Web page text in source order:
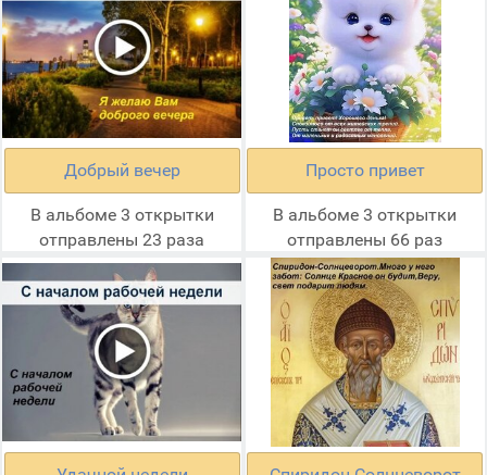
Добрый вечер
В альбоме 3 открытки
отправлены 23 раза
Просто привет
В альбоме 3 открытки
отправлены 66 раз